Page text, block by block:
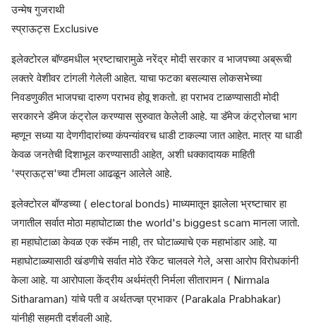
उन्मेष गुजराथी
स्प्राऊट्स Exclusive
इलेक्टोरल बॉण्डमधील भ्रष्टाचारामुळे नरेंद्र मोदी सरकार व भाजपच्या अब्रूची
लक्तरे वेशीवर टांगली गेलेली आहेत. याचा फटका बसल्यास लोकसभेच्या
निवडणुकीत भाजपचा दारुण पराभव होवू शकतो. हा पराभव टाळण्यासाठी मोदी
सरकारने डॅमेज कंट्रोल करण्यास सुरुवात केलेली आहे. या डॅमेज कंट्रोलचा भाग
म्हणून सध्या या देणगीदारांच्या कंपन्यांवरच धाडी टाकल्या जात आहेत. मात्र या धाडी
केवळ जनतेची दिशाभूल करण्यासाठी आहेत, अशी धक्कादायक माहिती
'स्प्राऊट्स'च्या टीमला आढळून आलेले आहे.
इलेक्टोरल बॉण्डच्या ( electoral bonds) माध्यमातून झालेला भ्रष्टाचार हा
जगातील सर्वात मोठा महाघोटाळा the world's biggest scam मानला जातो.
हा महाघोटाळा केवळ एक स्कॅम नाही, तर घोटाळ्याचे एक महाभांडार आहे. या
महाघोटाळ्यासाठी खंडणीचे सर्वात मोठे रॅकेट चालवले गेले, असा आरोप विरोधकांनी
केला आहे. या आरोपाला केंद्रीय अर्थमंत्री निर्मला सीतारामन ( Nirmala
Sitharaman) यांचे पती व अर्थतज्ज्ञ प्रभाकर (Parakala Prabhakar)
यांनीही सहमती दर्शवली आहे.